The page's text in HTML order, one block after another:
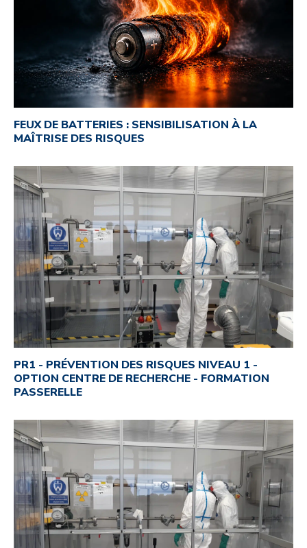
FEUX DE BATTERIES : SENSIBILISATION À LA
MAÎTRISE DES RISQUES
PR1 - PRÉVENTION DES RISQUES NIVEAU 1 -
OPTION CENTRE DE RECHERCHE - FORMATION
PASSERELLE